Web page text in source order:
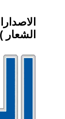
الشعار )